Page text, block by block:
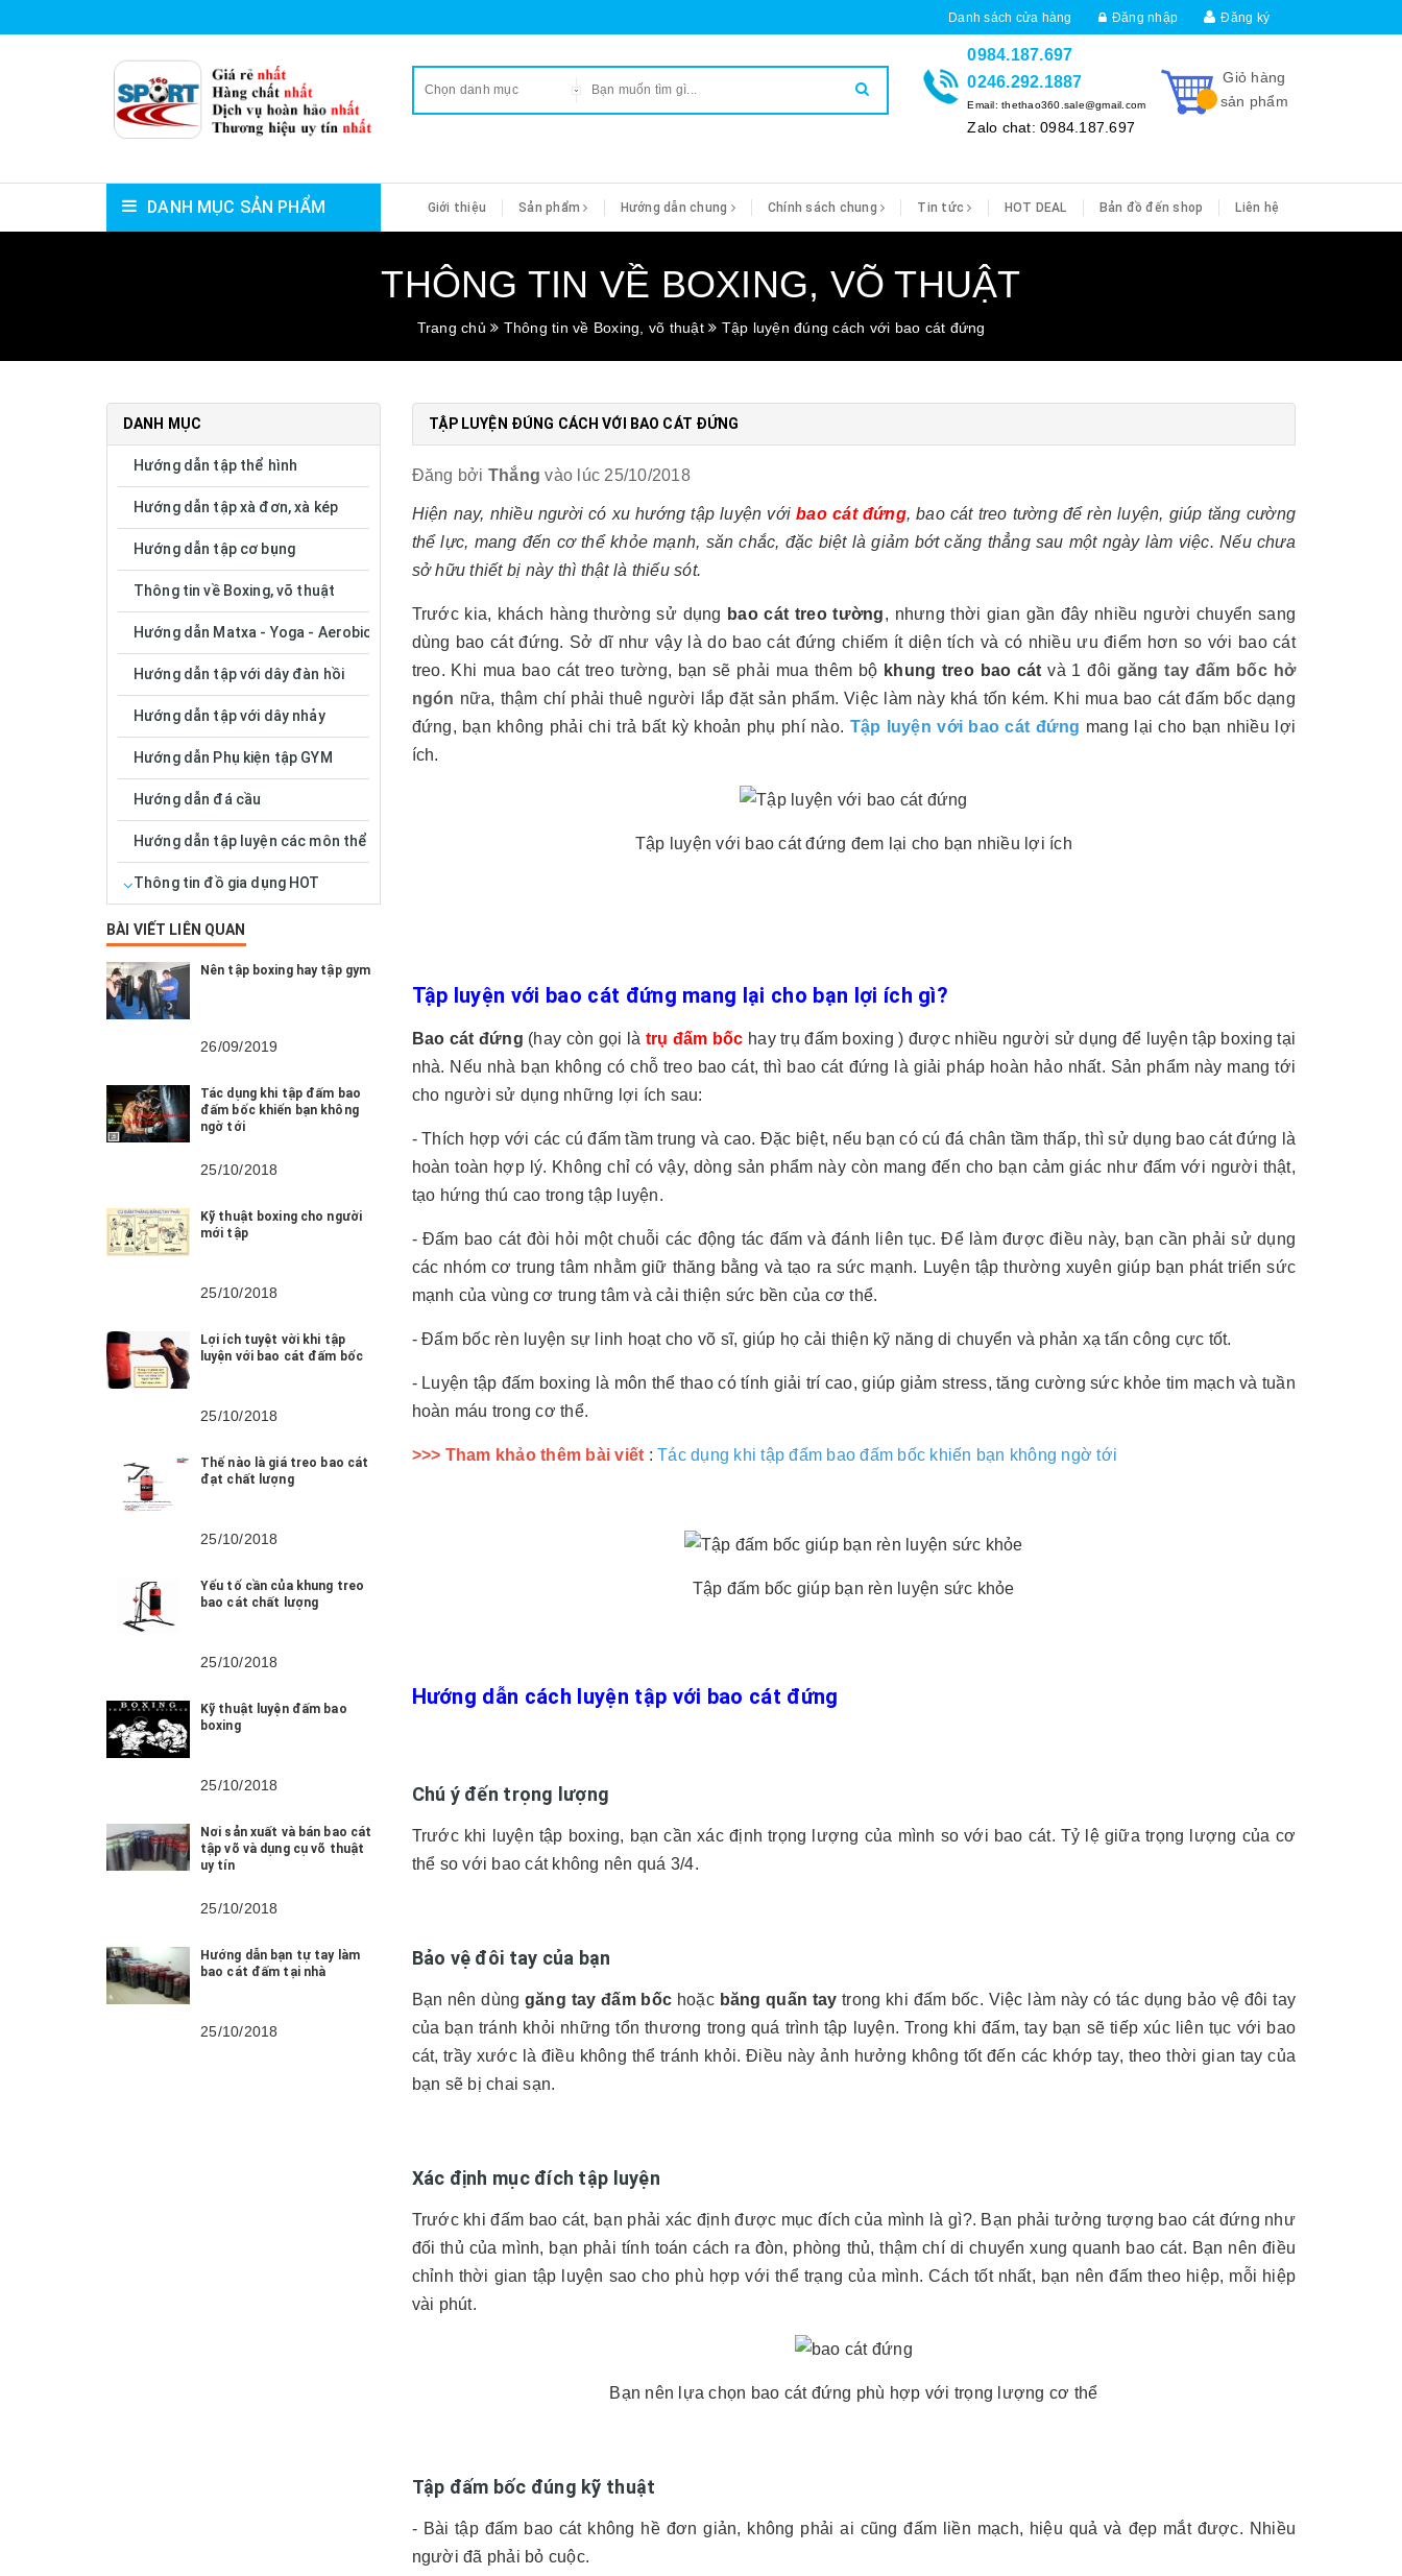
Danh sách cửa hàng Đăng nhập Đăng ký
Chọn danh mục
Giỏ hàng
sản phẩm
0984.187.697
0246.292.1887
Email: thethao360.sale@gmail.com
Zalo chat: 0984.187.697
DANH MỤC SẢN PHẨM Giới thiệu Sản phẩm Hướng dẫn chung Chính sách chung Tin tức HOT DEAL Bản đồ đến shop Liên hệ
THÔNG TIN VỀ BOXING, VÕ THUẬT
Trang chủ Thông tin về Boxing, võ thuật Tập luyện đúng cách với bao cát đứng
TẬP LUYỆN ĐÚNG CÁCH VỚI BAO CÁT ĐỨNG
Đăng bởi Thắng vào lúc 25/10/2018
Hiện nay, nhiều người có xu hướng tập luyện vớibao cát đứng, bao cát treo tường để rèn luyện, giúp tăng cường
thể lực, mang đến cơ thể khỏe mạnh, săn chắc, đặc biệt là giảm bớt căng thẳng sau một ngày làm việc. Nếu chưa
sở hữu thiết bị này thì thật là thiếu sót.
Trước kia, khách hàng thường sử dụng bao cát treo tường, nhưng thời gian gần đây nhiều người chuyển sang
dùng bao cát đứng. Sở dĩ như vậy là do bao cát đứng chiếm ít diện tích và có nhiều ưu điểm hơn so với bao cát
treo. Khi mua bao cát treo tường, bạn sẽ phải mua thêm bộ khung treo bao cát và 1 đôi găng tay đấm bốc hở
ngón nữa, thậm chí phải thuê người lắp đặt sản phẩm. Việc làm này khá tốn kém. Khi mua bao cát đấm bốc dạng
đứng, bạn không phải chi trả bất kỳ khoản phụ phí nào. Tập luyện với bao cát đứng mang lại cho bạn nhiều lợi
ích.
Tập luyện với bao cát đứng đem lại cho bạn nhiều lợi ích
Tập luyện với bao cát đứng mang lại cho bạn lợi ích gì?
Bao cát đứng (hay còn gọi là trụ đấm bốc hay trụ đấm boxing ) được nhiều người sử dụng để luyện tập boxing tại
nhà. Nếu nhà bạn không có chỗ treo bao cát, thì bao cát đứng là giải pháp hoàn hảo nhất. Sản phẩm này mang tới
cho người sử dụng những lợi ích sau:
- Thích hợp với các cú đấm tầm trung và cao. Đặc biệt, nếu bạn có cú đá chân tầm thấp, thì sử dụng bao cát đứng là
hoàn toàn hợp lý. Không chỉ có vậy, dòng sản phẩm này còn mang đến cho bạn cảm giác như đấm với người thật,
tạo hứng thú cao trong tập luyện.
- Đấm bao cát đòi hỏi một chuỗi các động tác đấm và đánh liên tục. Để làm được điều này, bạn cần phải sử dụng
các nhóm cơ trung tâm nhằm giữ thăng bằng và tạo ra sức mạnh. Luyện tập thường xuyên giúp bạn phát triển sức
mạnh của vùng cơ trung tâm và cải thiện sức bền của cơ thể.
- Đấm bốc rèn luyện sự linh hoạt cho võ sĩ, giúp họ cải thiện kỹ năng di chuyển và phản xạ tấn công cực tốt.
- Luyện tập đấm boxing là môn thể thao có tính giải trí cao, giúp giảm stress, tăng cường sức khỏe tim mạch và tuần
hoàn máu trong cơ thể.
>>> Tham khảo thêm bài viết : Tác dụng khi tập đấm bao đấm bốc khiến bạn không ngờ tới
Tập đấm bốc giúp bạn rèn luyện sức khỏe
Hướng dẫn cách luyện tập với bao cát đứng
Chú ý đến trọng lượng
Trước khi luyện tập boxing, bạn cần xác định trọng lượng của mình so với bao cát. Tỷ lệ giữa trọng lượng của cơ
thể so với bao cát không nên quá 3/4.
Bảo vệ đôi tay của bạn
Bạn nên dùng găng tay đấm bốc hoặc băng quấn taytrong khi đấm bốc. Việc làm này có tác dụng bảo vệ đôi tay
của bạn tránh khỏi những tổn thương trong quá trình tập luyện. Trong khi đấm, tay bạn sẽ tiếp xúc liên tục với bao
cát, trầy xước là điều không thể tránh khỏi. Điều này ảnh hưởng không tốt đến các khớp tay, theo thời gian tay của
bạn sẽ bị chai sạn.
Xác định mục đích tập luyện
Trước khi đấm bao cát, bạn phải xác định được mục đích của mình là gì?. Bạn phải tưởng tượng bao cát đứng như
đối thủ của mình, bạn phải tính toán cách ra đòn, phòng thủ, thậm chí di chuyển xung quanh bao cát. Bạn nên điều
chỉnh thời gian tập luyện sao cho phù hợp với thể trạng của mình. Cách tốt nhất, bạn nên đấm theo hiệp, mỗi hiệp
vài phút.
Bạn nên lựa chọn bao cát đứng phù hợp với trọng lượng cơ thể
Tập đấm bốc đúng kỹ thuật
- Bài tập đấm bao cát không hề đơn giản, không phải ai cũng đấm liền mạch, hiệu quả và đẹp mắt được. Nhiều
người đã phải bỏ cuộc.
DANH MỤC
Hướng dẫn tập thể hình
Hướng dẫn tập xà đơn, xà kép
Hướng dẫn tập cơ bụng
Thông tin về Boxing, võ thuật
Hướng dẫn Matxa - Yoga - Aerobic
Hướng dẫn tập với dây đàn hồi
Hướng dẫn tập với dây nhảy
Hướng dẫn Phụ kiện tập GYM
Hướng dẫn đá cầu
Hướng dẫn tập luyện các môn thể thao
Thông tin đồ gia dụng HOT
BÀI VIẾT LIÊN QUAN
Nên tập boxing hay tập gym
26/09/2019
Tác dụng khi tập đấm bao
đấm bốc khiến bạn không
ngờ tới
25/10/2018
Kỹ thuật boxing cho người
mới tập
25/10/2018
Lợi ích tuyệt vời khi tập
luyện với bao cát đấm bốc
25/10/2018
Thế nào là giá treo bao cát
đạt chất lượng
25/10/2018
Yếu tố cần của khung treo
bao cát chất lượng
25/10/2018
Kỹ thuật luyện đấm bao
boxing
25/10/2018
Nơi sản xuất và bán bao cát
tập võ và dụng cụ võ thuật
uy tín
25/10/2018
Hướng dẫn bạn tự tay làm
bao cát đấm tại nhà
25/10/2018